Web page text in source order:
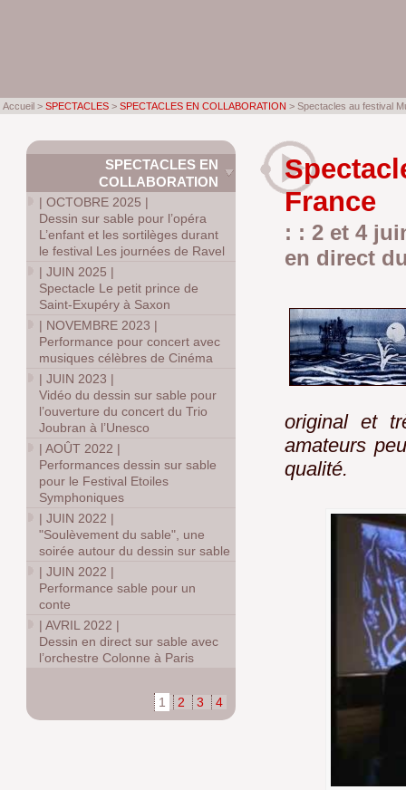
France
: : 2 et 4
en direct
original et
amateurs
qualité.
SPECTACLES EN
COLLABORATION
|OCTOBRE 2025 |
Dessin sur sable pour l’opéra
L’enfant et les sortilèges durant
le festival Les journées de Ravel
|JUIN 2025 |
Spectacle Le petit prince de
Saint-Exupéry à Saxon
| NOVEMBRE 2023 |
Performance pour concert avec
musiques célèbres de Cinéma
|JUIN 2023 |
Vidéo du dessin sur sable pour
l’ouverture du concert du Trio
Joubran à l’Unesco
|AOÛT 2022 |
Performances dessin sur sable
pour le Festival Etoiles
Symphoniques
|JUIN 2022 |
"Soulèvement du sable", une
soirée autour du dessin sur sable
|JUIN 2022 |
Performance sable pour un
conte
|AVRIL 2022 |
Dessin en direct sur sable avec
l’orchestre Colonne à Paris
1 2 3 4
Accueil > SPECTACLES > SPECTACLES EN COLLABORATION > Spectacles au festival